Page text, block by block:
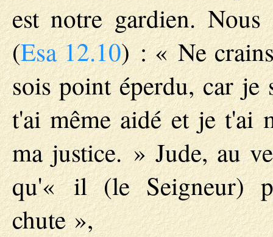
est notre gardien.
(Esa 12.10) : « Ne
sois point éperdu, car
t'ai même aidé et je t'ai
ma justice. » Jude, au
qu'« il (le Seigneur)
chute »,